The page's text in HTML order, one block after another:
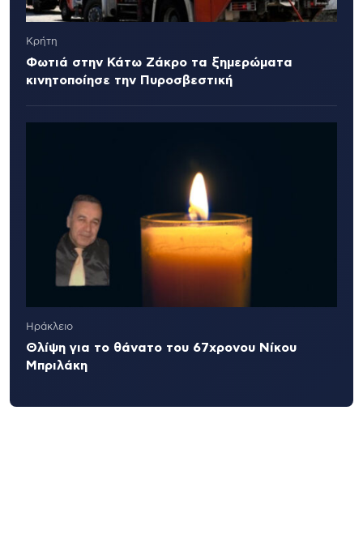
Κρήτη
Φωτιά στην Κάτω Ζάκρο τα ξημερώματα
κινητοποίησε την Πυροσβεστική
Ηράκλειο
Θλίψη για το θάνατο του 67χρονου Νίκου
Μπριλάκη